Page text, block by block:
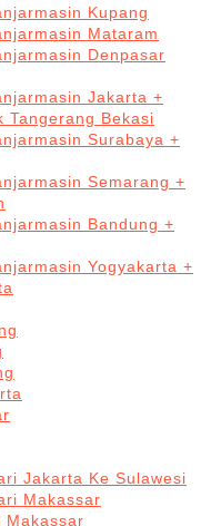
Kupang
Mataram
Denpasar
Jakarta +
Tangerang Bekasi
Surabaya +
Semarang +
Bandung +
Yogyakarta +
Jakarta Ke Sulawesi
Makassar
Makassar